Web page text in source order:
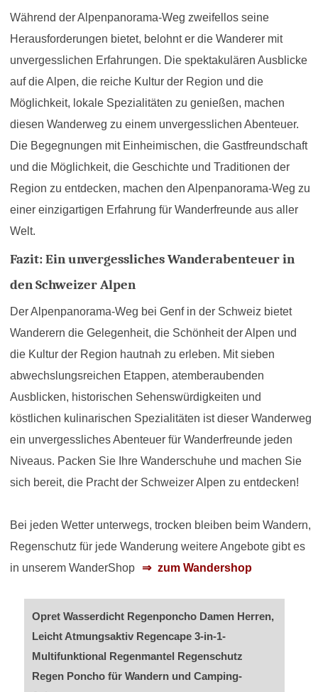
Während der Alpenpanorama-Weg zweifellos seine
Herausforderungen bietet, belohnt er die Wanderer mit
unvergesslichen Erfahrungen. Die spektakulären Ausblicke
auf die Alpen, die reiche Kultur der Region und die
Möglichkeit, lokale Spezialitäten zu genießen, machen
diesen Wanderweg zu einem unvergesslichen Abenteuer.
Die Begegnungen mit Einheimischen, die Gastfreundschaft
und die Möglichkeit, die Geschichte und Traditionen der
Region zu entdecken, machen den Alpenpanorama-Weg zu
einer einzigartigen Erfahrung für Wanderfreunde aus aller
Welt.
Fazit: Ein unvergessliches Wanderabenteuer in
den Schweizer Alpen
Der Alpenpanorama-Weg bei Genf in der Schweiz bietet
Wanderern die Gelegenheit, die Schönheit der Alpen und
die Kultur der Region hautnah zu erleben. Mit sieben
abwechslungsreichen Etappen, atemberaubenden
Ausblicken, historischen Sehenswürdigkeiten und
köstlichen kulinarischen Spezialitäten ist dieser Wanderweg
ein unvergessliches Abenteuer für Wanderfreunde jeden
Niveaus. Packen Sie Ihre Wanderschuhe und machen Sie
sich bereit, die Pracht der Schweizer Alpen zu entdecken!
Bei jeden Wetter unterwegs, trocken bleiben beim Wandern,
Regenschutz für jede Wanderung weitere Angebote gibt es
in unserem WanderShop
zum Wandershop
Opret Wasserdicht Regenponcho Damen Herren,
Leicht Atmungsaktiv Regencape 3-in-1-
Multifunktional Regenmantel Regenschutz
Regen Poncho für Wandern und Camping-